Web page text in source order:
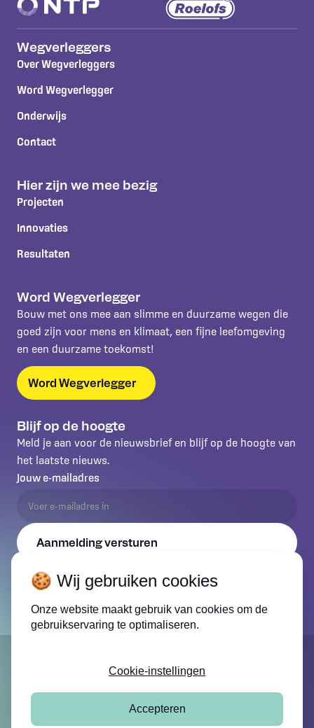
Wegverleggers
Over Wegverleggers
Word Wegverlegger
Onderwijs
Contact
Hier zijn we mee bezig
Projecten
Innovaties
Resultaten
Word Wegverlegger
Bouw met ons mee aan slimme en duurzame wegen die
goed zijn voor mens en klimaat, een fijne leefomgeving
en een duurzame toekomst!
Word Wegverlegger
Blijf op de hoogte
Meld je aan voor de nieuwsbrief en blijf op de hoogte van
het laatste nieuws.
Jouw e-mailadres
Door je in te schrijven ga je akkoord met ons Privacybeleid en
ontvang je updates.
Cookie instellingen ©2026Wegverleggers
🍪 Wij gebruiken cookies
Onze website maakt gebruik van cookies om de
gebruikservaring te optimaliseren.
Cookie-instellingen
Accepteren